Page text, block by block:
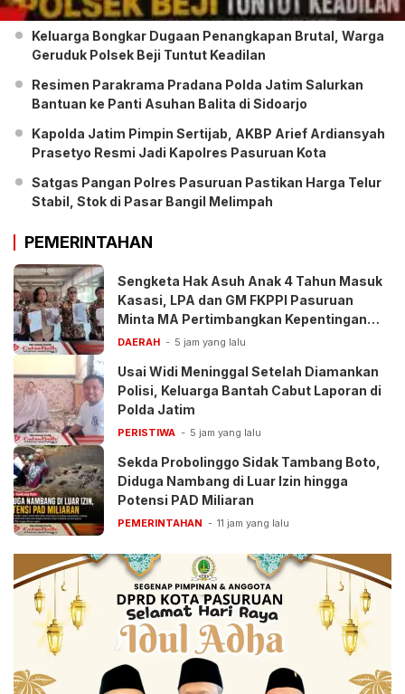
Keluarga Bongkar Dugaan Penangkapan Brutal, Warga
Geruduk Polsek Beji Tuntut Keadilan
Resimen Parakrama Pradana Polda Jatim Salurkan
Bantuan ke Panti Asuhan Balita di Sidoarjo
Kapolda Jatim Pimpin Sertijab, AKBP Arief Ardiansyah
Prasetyo Resmi Jadi Kapolres Pasuruan Kota
Satgas Pangan Polres Pasuruan Pastikan Harga Telur
Stabil, Stok di Pasar Bangil Melimpah
PEMERINTAHAN
Sengketa Hak Asuh Anak 4 Tahun Masuk
Kasasi, LPA dan GM FKPPI Pasuruan
Minta MA Pertimbangkan Kepentingan
Anak
DAERAH 5 jam yang lalu
Usai Widi Meninggal Setelah Diamankan
Polisi, Keluarga Bantah Cabut Laporan di
Polda Jatim
PERISTIWA 5 jam yang lalu
Sekda Probolinggo Sidak Tambang Boto,
Diduga Nambang di Luar Izin hingga
Potensi PAD Miliaran
PEMERINTAHAN 11 jam yang lalu